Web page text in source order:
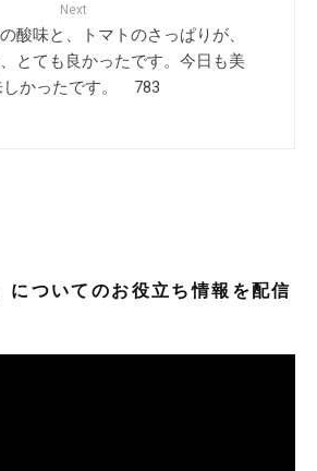
Next
酸味と、トマトのさっぱりが、
とても良かったです。今日も美
しかったです。 783
についてのお役立ち情報を配信